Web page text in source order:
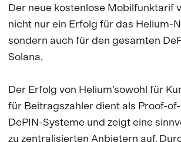
Der neue kostenlose Mobilfunktarif
nicht nur ein Erfolg für das Helium-
sondern auch für den gesamten
Solana.
Der Erfolg von Helium’sowohl für
für Beitragszahler dient als Proof-
DePIN-Systeme und zeigt eine
zu zentralisierten Anbietern auf.